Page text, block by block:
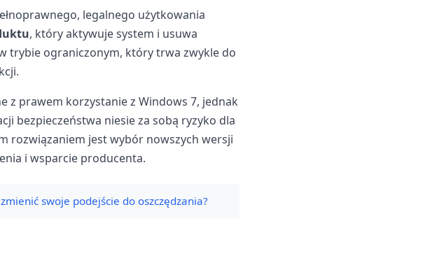
legalnego użytkowania
, który aktywuje system i usuwa
trybie ograniczonym, który trwa zwykle do
z prawem korzystanie z Windows 7, jednak
bezpieczeństwa niesie za sobą ryzyko dla
rozwiązaniem jest wybór nowszych wersji
i wsparcie producenta.
swoje podejście do oszczędzania?